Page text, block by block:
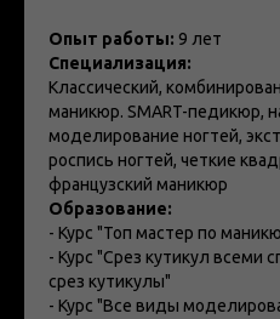
Опыт работы: 9 лет
Специализация:
Классический,
маникюр. SMART-педикюр,
моделирование ногтей,
роспись ногтей, четкие
французский маникюр
Образование:
- Курс "Топ мастер по
- Курс "Срез кутикул всеми
срез кутикулы"
- Курс "Все виды